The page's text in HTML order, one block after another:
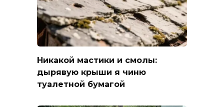
Никакой мастики и смолы:
дырявую крыши я чиню
туалетной бумагой